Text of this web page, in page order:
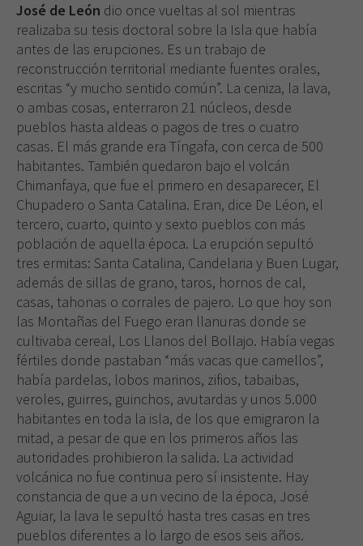
José de León dio once vueltas al sol mientras
realizaba su tesis doctoral sobre la Isla que había
antes de las erupciones. Es un trabajo de
reconstrucción territorial mediante fuentes orales,
escritas “y mucho sentido común”. La ceniza, la lava,
o ambas cosas, enterraron 21 núcleos, desde
pueblos hasta aldeas o pagos de tres o cuatro
casas. El más grande era Tíngafa, con cerca de 500
habitantes. También quedaron bajo el volcán
Chimanfaya, que fue el primero en desaparecer, El
Chupadero o Santa Catalina. Eran, dice De Léon, el
tercero, cuarto, quinto y sexto pueblos con más
población de aquella época. La erupción sepultó
tres ermitas: Santa Catalina, Candelaria y Buen Lugar,
además de sillas de grano, taros, hornos de cal,
casas, tahonas o corrales de pajero. Lo que hoy son
las Montañas del Fuego eran llanuras donde se
cultivaba cereal, Los Llanos del Bollajo. Había vegas
fértiles donde pastaban “más vacas que camellos”,
había pardelas, lobos marinos, zifios, tabaibas,
veroles, guirres, guinchos, avutardas y unos 5.000
habitantes en toda la isla, de los que emigraron la
mitad, a pesar de que en los primeros años las
autoridades prohibieron la salida. La actividad
volcánica no fue continua pero sí insistente. Hay
constancia de que a un vecino de la época, José
Aguiar, la lava le sepultó hasta tres casas en tres
pueblos diferentes a lo largo de esos seis años.